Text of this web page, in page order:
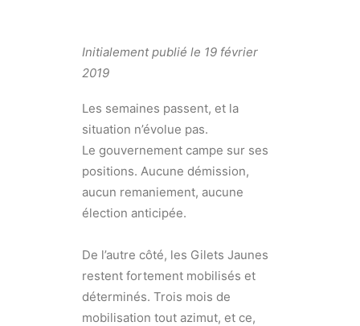
Initialement publié le 19 février
2019
Les semaines passent, et la
situation n’évolue pas.
Le gouvernement campe sur ses
positions. Aucune démission,
aucun remaniement, aucune
élection anticipée.
De l’autre côté, les Gilets Jaunes
restent fortement mobilisés et
déterminés. Trois mois de
mobilisation tout azimut, et ce,